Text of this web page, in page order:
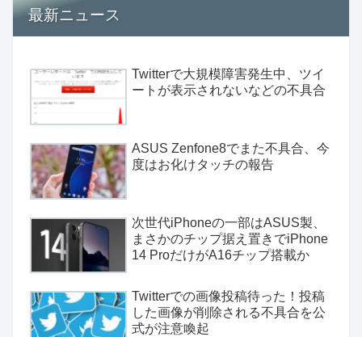
最新ニュース
Twitterで大規模障害発生中、ツイ
ートが表示されないなどの不具合
ASUS Zenfone8でまた不具合、今
度はお化けタッチの報告
次世代iPhoneの一部はASUS製、
まさかのチップ据え置きでiPhone
14 ProだけがA16チップ搭載か
Twitterでの画像投稿待った！投稿
した画像が削除される不具合を公
式が注意喚起